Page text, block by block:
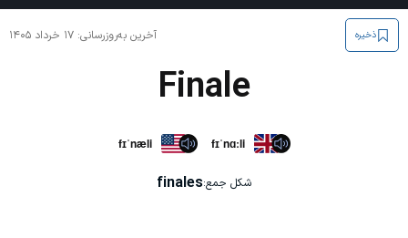
آخرین به‌روزرسانی: ۱۷ خرداد ۱۴۰۵ ذخیره
Finale
fɪˈnæli fɪˈnɑːli
شکل جمع:finales